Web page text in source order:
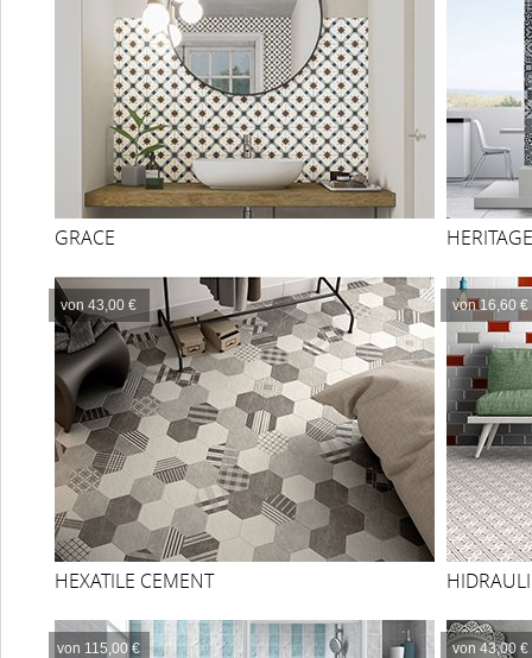
GRACE HERITAGE
von 43,00 €
HEXATILE CEMENT
von 16,60 €
von 115,00 € von 43,00 €